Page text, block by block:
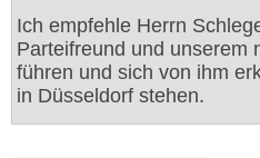
Ich empfehle Herrn
Parteifreund und unserem
führen und sich von ihm
in Düsseldorf stehen.